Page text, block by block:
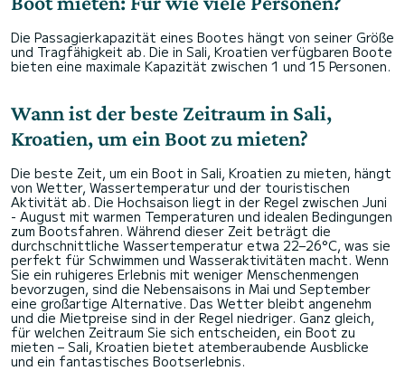
Die Passagierkapazität eines Bootes hängt von seiner Größe
und Tragfähigkeit ab. Die in Sali, Kroatien verfügbaren Boote
bieten eine maximale Kapazität zwischen 1 und 15 Personen.
Wann ist der beste Zeitraum in Sali,
Kroatien, um ein Boot zu mieten?
Die beste Zeit, um ein Boot in Sali, Kroatien zu mieten, hängt
von Wetter, Wassertemperatur und der touristischen
Aktivität ab. Die Hochsaison liegt in der Regel zwischen Juni
- August mit warmen Temperaturen und idealen Bedingungen
zum Bootsfahren. Während dieser Zeit beträgt die
durchschnittliche Wassertemperatur etwa 22–26°C, was sie
perfekt für Schwimmen und Wasseraktivitäten macht. Wenn
Sie ein ruhigeres Erlebnis mit weniger Menschenmengen
bevorzugen, sind die Nebensaisons in Mai und September
eine großartige Alternative. Das Wetter bleibt angenehm
und die Mietpreise sind in der Regel niedriger. Ganz gleich,
für welchen Zeitraum Sie sich entscheiden, ein Boot zu
mieten – Sali, Kroatien bietet atemberaubende Ausblicke
und ein fantastisches Bootserlebnis.